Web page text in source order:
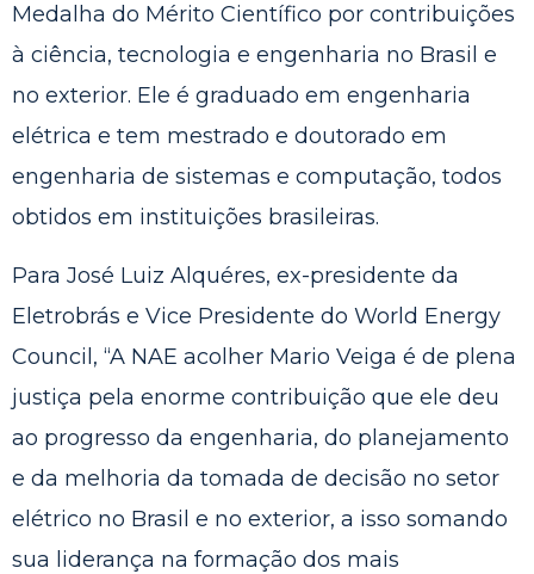
Medalha do Mérito Científico por contribuições
à ciência, tecnologia e engenharia no Brasil e
no exterior. Ele é graduado em engenharia
elétrica e tem mestrado e doutorado em
engenharia de sistemas e computação, todos
obtidos em instituições brasileiras.
Para José Luiz Alquéres, ex-presidente da
Eletrobrás e Vice Presidente do World Energy
Council, “A NAE acolher Mario Veiga é de plena
justiça pela enorme contribuição que ele deu
ao progresso da engenharia, do planejamento
e da melhoria da tomada de decisão no setor
elétrico no Brasil e no exterior, a isso somando
sua liderança na formação dos mais